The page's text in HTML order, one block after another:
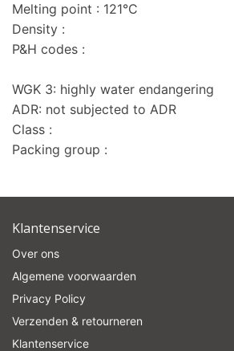
Melting point : 121°C
Density :
P&H codes :
WGK 3: highly water endangering
ADR: not subjected to ADR
Class :
Packing group :
Klantenservice
Over ons
Algemene voorwaarden
Privacy Policy
Verzenden & retourneren
Klantenservice